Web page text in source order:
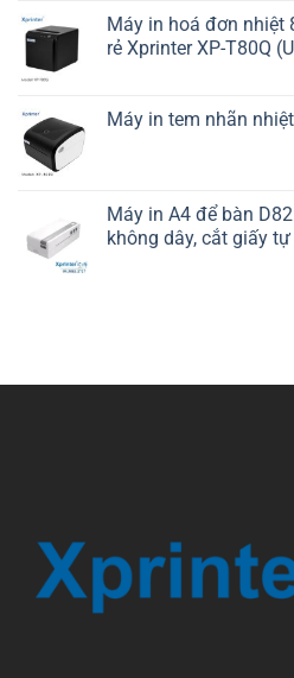
Máy in hoá đơn nhiệt
rẻ Xprinter XP-T80Q
Máy in tem nhãn
Máy in A4 để bàn
không dây, cắt giấy